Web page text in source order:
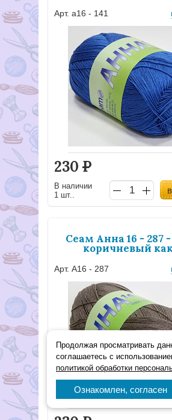
Арт. а16 - 141
230 Р
В наличии
1 шт..
Сеам Анна 16 - 287
коричневый
Арт. А16 - 287
Продолжая просматривать
соглашаетесь с
политикой обработки
Ознакомлен, согласен